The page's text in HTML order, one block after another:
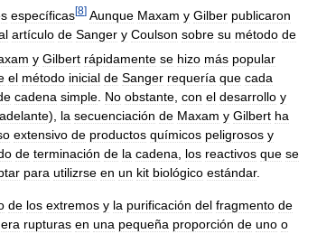
específicas[8] Aunque Maxam y Gilber publicaron
artículo de Sanger y Coulson sobre su método de
y Gilbert rápidamente se hizo más popular
el método inicial de Sanger requería que cada
cadena simple No obstante con el desarrollo y
adelante), la secuenciación de Maxam y Gilbert ha
extensivo de productos químicos peligrosos y
de terminación de la cadena los reactivos que se
para utilizrse en un kit biológico estándar.
de los extremos y la purificación del fragmento de
rupturas en una pequeña proporción de uno o